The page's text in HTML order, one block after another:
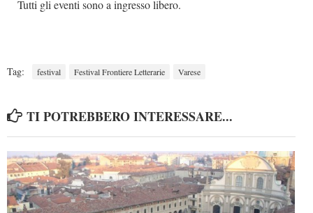
Tutti gli eventi sono a ingresso libero.
Tag: festival Festival Frontiere Letterarie Varese
TI POTREBBERO INTERESSARE...